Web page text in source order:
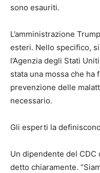
sono esauriti.
L’amministrazione
esteri. Nello specifico,
l’Agenzia degli Stati
stata una mossa che ha
prevenzione delle
necessario.
Gli esperti la
Un dipendente del
detto chiaramente.